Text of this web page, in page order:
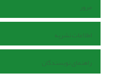
مرور
اطلاعات نشریه
راهنمای نویسندگان